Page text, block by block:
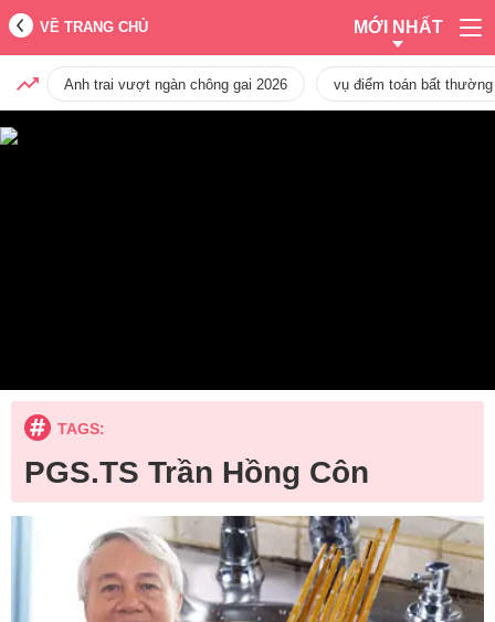
VỀ TRANG CHỦ MỚI NHẤT
Anh trai vượt ngàn chông gai 2026 vụ điểm toán bất
TAGS:
PGS.TS Trần Hồng Côn